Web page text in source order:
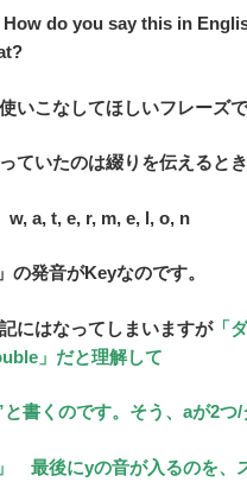
How do you say this in
いこなしてほしいフレーズで
ていたのは綴りを伝えるとき
w, a, t, e, r, m, e, l, o, n
の発音がKeyなのです。
にはなってしまいますが「
」だと理解して
書くのです。そう、aが2つ/
最後にyの音が入るのを、